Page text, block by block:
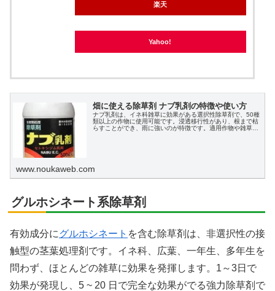
楽天
Yahoo!
畑に使える除草剤 ナブ乳剤の特徴や使い方
ナブ乳剤は、イネ科雑草に効果がある選択性除草剤で、50種
類以上の作物に使用可能です。浸透移行性があり、根まで枯
らすことができ、雨に強いのが特徴です。適用作物や雑草の
www.noukaweb.com
グルホシネート系除草剤
有効成分にグルホシネート を含む除草剤は、非選択性の接
触型の茎葉処理剤です。イネ科、広葉、一年生、多年生を
問わず、ほとんどの雑草に効果を発揮します。1～3日で
効果が発現し、5 ~ 20 日で完全な効果がでる強力除草剤で